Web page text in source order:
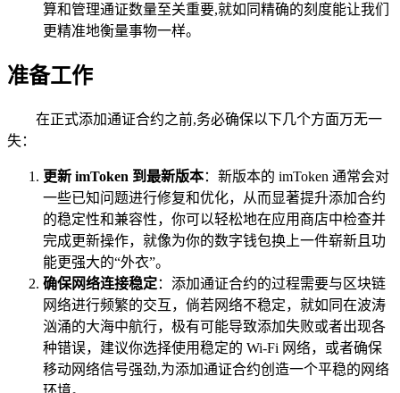
算和管理通证数量至关重要,就如同精确的刻度能让我们
更精准地衡量事物一样。
准备工作
在正式添加通证合约之前,务必确保以下几个方面万无一
失：
更新 imToken 到最新版本：新版本的 imToken 通常会对
一些已知问题进行修复和优化，从而显著提升添加合约
的稳定性和兼容性，你可以轻松地在应用商店中检查并
完成更新操作，就像为你的数字钱包换上一件崭新且功
能更强大的“外衣”。
确保网络连接稳定：添加通证合约的过程需要与区块链
网络进行频繁的交互，倘若网络不稳定，就如同在波涛
汹涌的大海中航行，极有可能导致添加失败或者出现各
种错误，建议你选择使用稳定的 Wi-Fi 网络，或者确保
移动网络信号强劲,为添加通证合约创造一个平稳的网络